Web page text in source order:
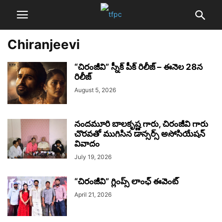
Chiranjeevi
“చిరంజీవి” స్నీక్ పీక్ రిలీజ్ – ఈనెల 28న
రిలీజ్
August 5, 2026
నందమూరి బాలకృష్ణ గారు, చిరంజీవి గారు
చొరవతో ముగిసిన డాన్సర్స్ అసోసియేషన్
వివాదం
July 19, 2026
“చిరంజీవి” గ్లింప్స్ లాంఛ్ ఈవెంట్
April 21, 2026